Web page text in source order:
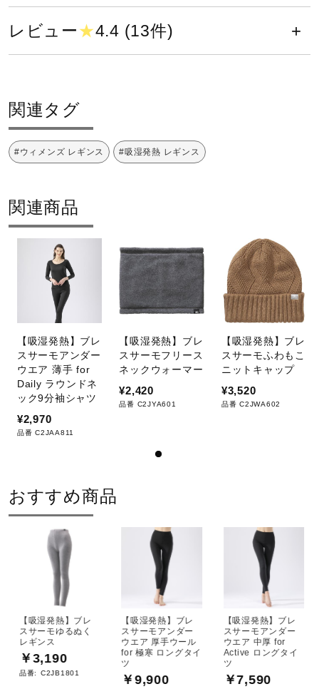
メディカル
セール
サポート
直営店一覧
取扱店一覧
モ）7％、毛2％、ポリウレタン1％
発売シーズン
2023年秋冬
レビュー★4.4 (13件)
関連タグ
#ウィメンズ レギンス #吸湿発熱 レギンス
関連商品
【吸湿発熱】ブレ
スサーモアンダー
ウエア 薄手 for
Daily ラウンドネ
ック9分袖シャツ
¥2,970
品番 C2JAA811
【吸湿発熱】ブレ
スサーモフリース
ネックウォーマー
¥2,420
品番 C2JYA601
【吸湿発熱】ブレ
スサーモふわもこ
ニットキャップ
¥3,520
品番 C2JWA602
おすすめ商品
【吸湿発熱】ブレ
スサーモゆるぬく
レギンス
￥3,190
品番: C2JB1801
【吸湿発熱】ブレ
スサーモアンダー
ウエア 厚手ウール
for 極寒 ロングタイ
ツ
￥9,900
【吸湿発熱】ブレ
スサーモアンダー
ウエア 中厚 for
Active ロングタイ
ツ
￥7,590